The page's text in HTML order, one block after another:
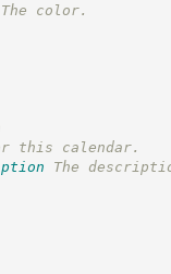
The color.
this calendar.
The